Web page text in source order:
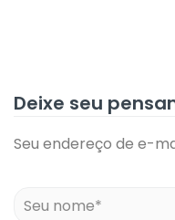
Deixe seu
Seu endereço de e-